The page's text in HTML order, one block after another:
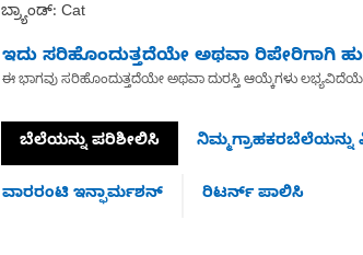
ಬ್ರ್ಯಾಂಡ್: Cat
ಇದು ಸರಿಹೊಂದುತ್ತದೆಯೇ ಅಥವಾ ರಿಪೇರಿಗಾಗಿ
ಈ ಭಾಗವು ಸರಿಹೊಂದುತ್ತದೆಯೇ ಅಥವಾ ದುರಸ್ತಿ ಆಯ್ಕೆಗಳು
ಬೆಲೆಯನ್ನು ಪರಿಶೀಲಿಸಿ ನಿಮ್ಮಗ್ರಾಹಕರಬೆಲೆಯನ್ನು
ವಾರರಂಟಿ ಇನ್ಫಾರ್ಮಶನ್ ರಿಟರ್ನ್ ಪಾಲಿಸಿ